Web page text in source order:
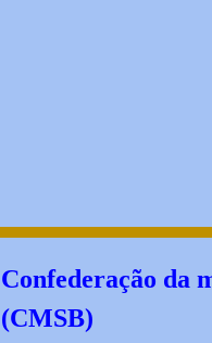
Confederação da
(CMSB)